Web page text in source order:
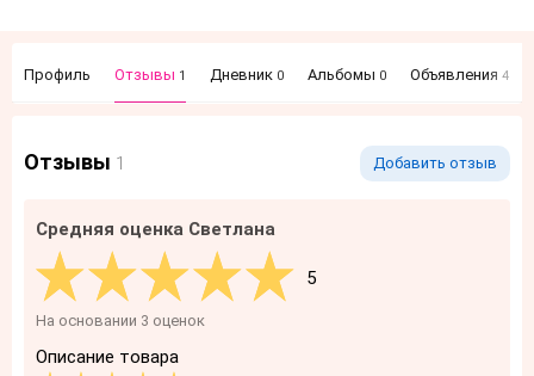
Профиль Отзывы 1 Дневник 0 Альбомы 0 Объявления 4
Отзывы 1 Добавить отзыв
Средняя оценка Светлана
5
На основании 3 оценок
Описание товара